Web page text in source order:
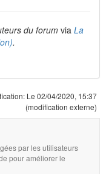
du forum via La
.
Le 02/04/2020, 15:37
(modification externe)
par les utilisateurs
pour améliorer le